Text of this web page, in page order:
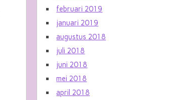
februari 2019
januari 2019
augustus 2018
juli 2018
juni 2018
mei 2018
april 2018